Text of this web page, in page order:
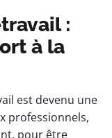
:
à la
est devenu une
professionnels,
pour être